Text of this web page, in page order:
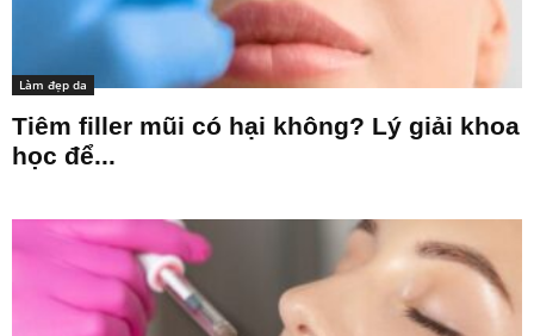
Làm đẹp da
Tiêm filler mũi có hại không? Lý giải khoa
học để...